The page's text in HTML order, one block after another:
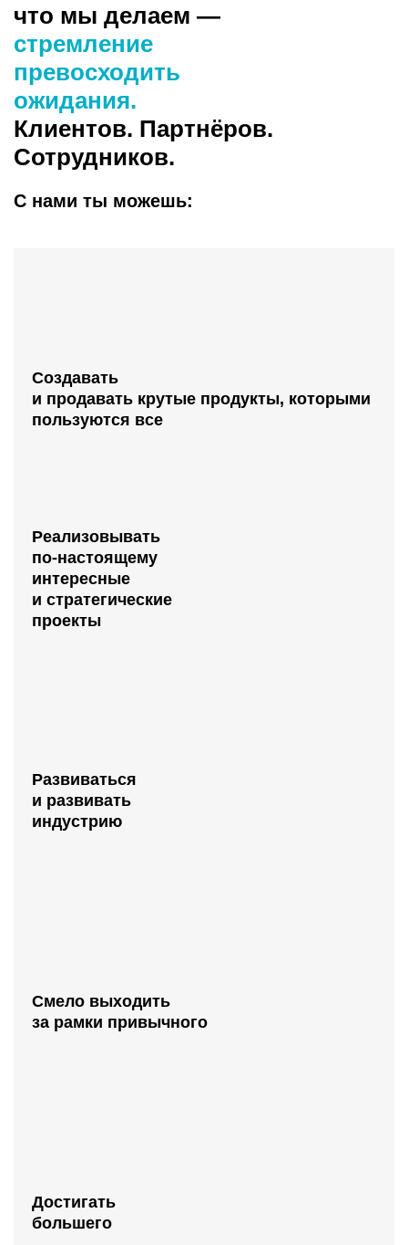
что мы делаем —
стремление
превосходить
ожидания.
Клиентов. Партнёров.
Сотрудников.
С нами ты можешь:
Создавать
и продавать крутые продукты, которыми
пользуются все
Реализовывать
по‑настоящему
интересные
и стратегические
проекты
Развиваться
и развивать
индустрию
Смело выходить
за рамки привычного
Достигать
большего